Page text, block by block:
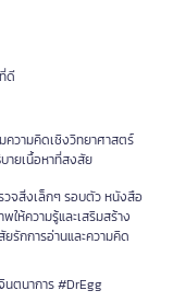
ดี
ความคิดเชิงวิทยาศาสตร์
ายเนื้อหาที่สงสัย
วจสิ่งเล็กๆ รอบตัว หนังสือ
ให้ความรู้และเสริมสร้าง
รักการอ่านและความคิด
ตนาการ #DrEgg